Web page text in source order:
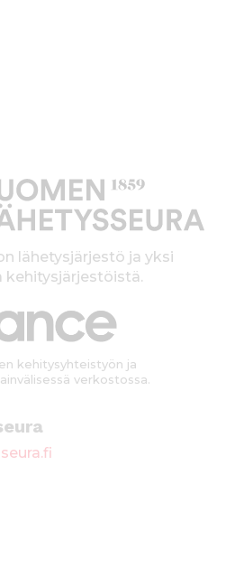
lähetysjärjestö ja yksi
kehitysjärjestöistä.
kehitysyhteistyön ja
verkostossa.